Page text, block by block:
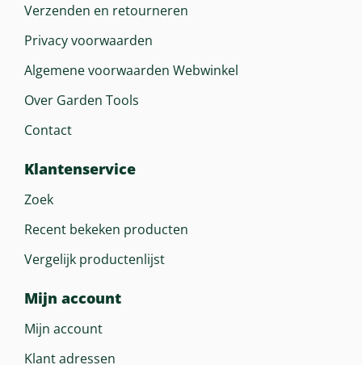
Verzenden en retourneren
Privacy voorwaarden
Algemene voorwaarden Webwinkel
Over Garden Tools
Contact
Klantenservice
Zoek
Recent bekeken producten
Vergelijk productenlijst
Mijn account
Mijn account
Klant adressen